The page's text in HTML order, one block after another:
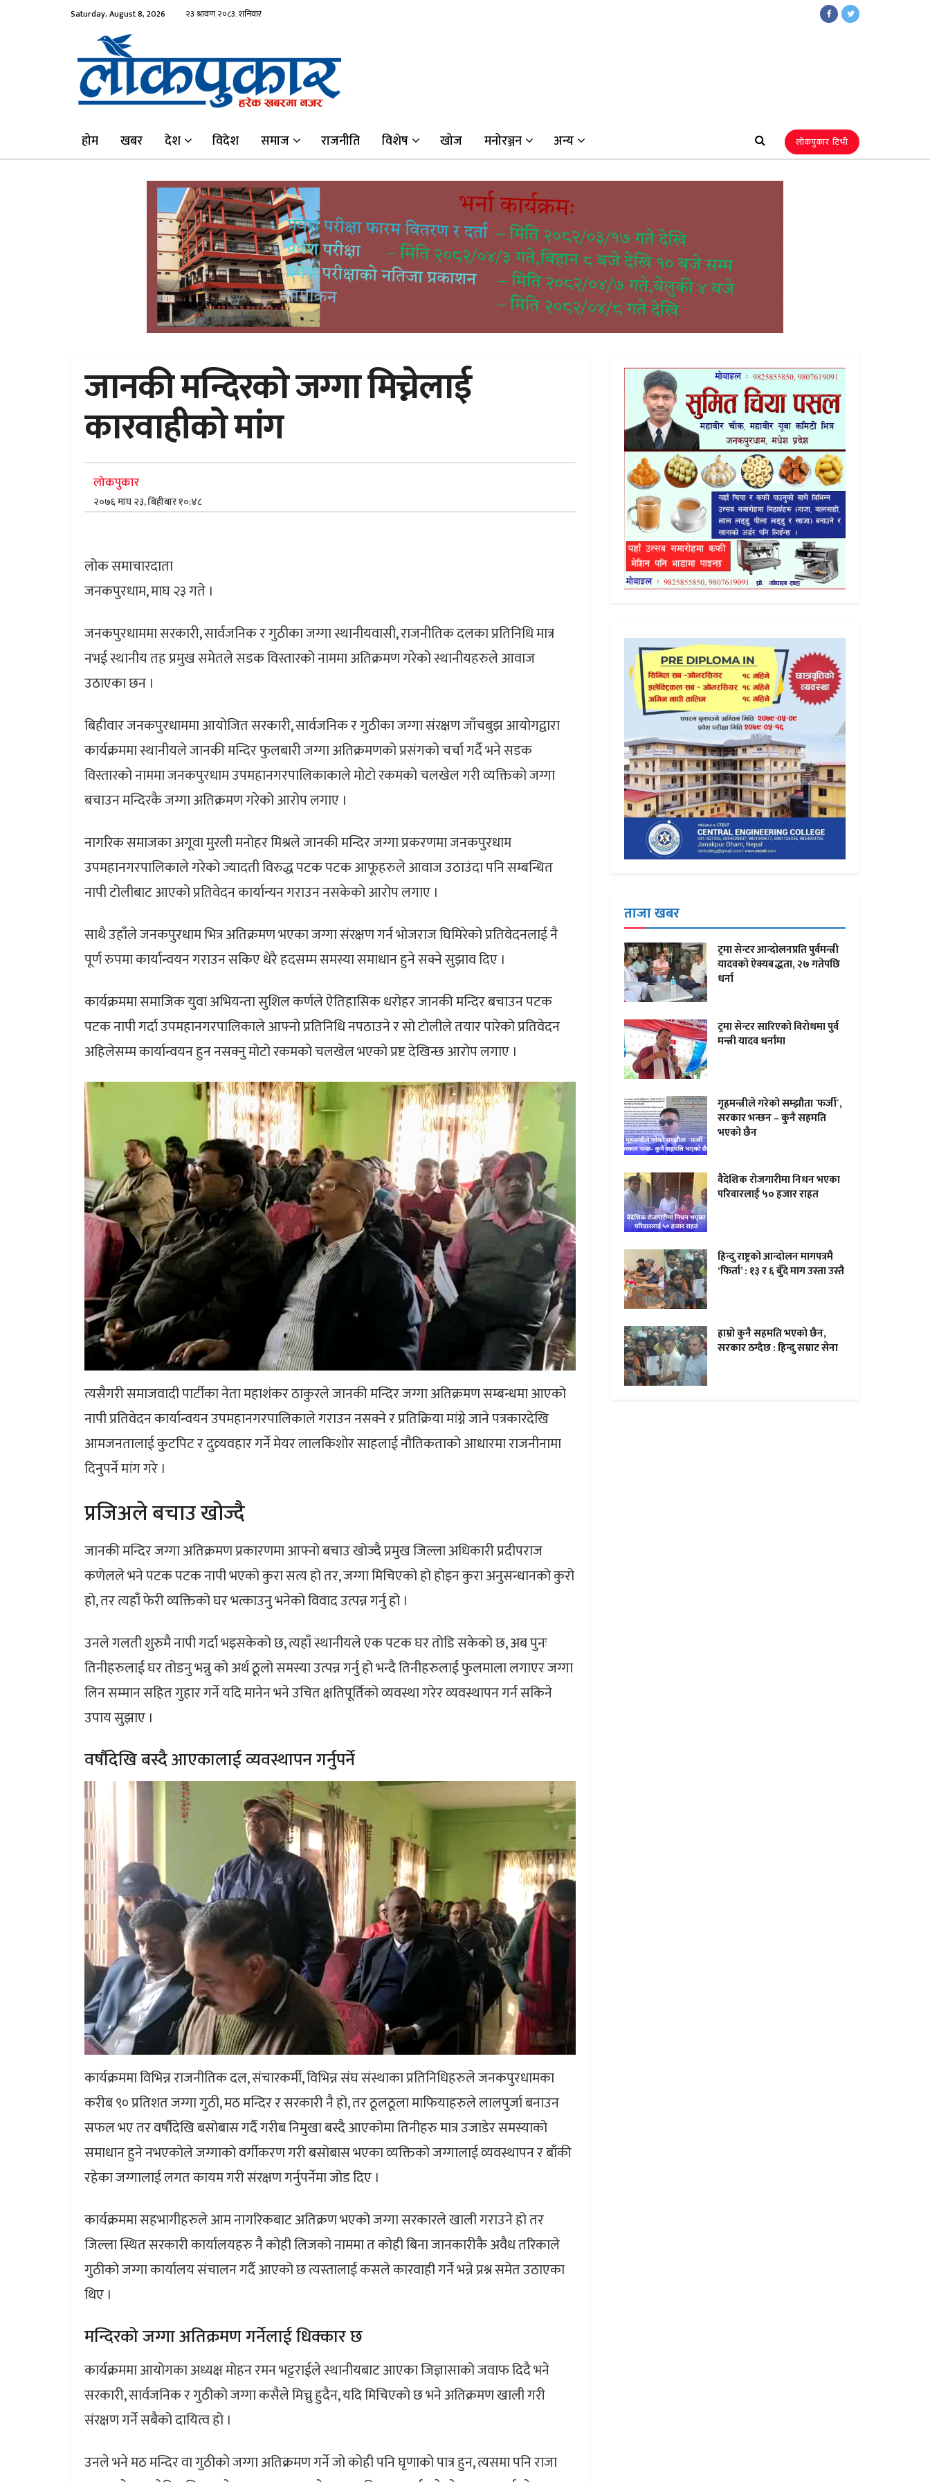
Saturday, August 8, 2026
होम खबर देश विदेश समाज राजनीति विशेष खोज मनोरञ्जन अन्य लोकपुकार टिभी
जानकी मन्दिरको जग्गा मिच्नेलाई
कारवाहीको मांग
लोकपुकार
२०७६ माघ २३, बिहीबार १०:४८
लोक समाचारदाता
जनकपुरधाम, माघ २३ गते ।
जनकपुरधाममा सरकारी, सार्वजनिक र गुठीका जग्गा स्थानीयवासी, राजनीतिक दलका प्रतिनिधि मात्र
नभई स्थानीय तह प्रमुख समेतले सडक विस्तारको नाममा अतिक्रमण गरेको स्थानीयहरुले आवाज
उठाएका छन ।
बिहीवार जनकपुरधाममा आयोजित सरकारी, सार्वजनिक र गुठीका जग्गा संरक्षण जाँचबुझ आयोगद्वारा
कार्यक्रममा स्थानीयले जानकी मन्दिर फुलबारी जग्गा अतिक्रमणको प्रसंगको चर्चा गर्दै भने सडक
विस्तारको नाममा जनकपुरधाम उपमहानगरपालिकाकाले मोटो रकमको चलखेल गरी व्यक्तिको जग्गा
बचाउन मन्दिरकै जग्गा अतिक्रमण गरेको आरोप लगाए ।
नागरिक समाजका अगूवा मुरली मनोहर मिश्रले जानकी मन्दिर जग्गा प्रकरणमा जनकपुरधाम
उपमहानगरपालिकाले गरेको ज्यादती विरुद्ध पटक पटक आफूहरुले आवाज उठाउंदा पनि सम्बन्धित
नापी टोलीबाट आएको प्रतिवेदन कार्यान्यन गराउन नसकेको आरोप लगाए ।
साथै उहाँले जनकपुरधाम भित्र अतिक्रमण भएका जग्गा संरक्षण गर्न भोजराज घिमिरेको प्रतिवेदनलाई नै
पूर्ण रुपमा कार्यान्वयन गराउन सकिए धेरै हदसम्म समस्या समाधान हुने सक्ने सुझाव दिए ।
कार्यक्रममा समाजिक युवा अभियन्ता सुशिल कर्णले ऐतिहासिक धरोहर जानकी मन्दिर बचाउन पटक
पटक नापी गर्दा उपमहानगरपालिकाले आफ्नो प्रतिनिधि नपठाउने र सो टोलीले तयार पारेको प्रतिवेदन
अहिलेसम्म कार्यान्वयन हुन नसक्नु मोटो रकमको चलखेल भएको प्रष्ट देखिन्छ आरोप लगाए ।
त्यसैगरी समाजवादी पार्टीका नेता महाशंकर ठाकुरले जानकी मन्दिर जग्गा अतिक्रमण सम्बन्धमा आएको
नापी प्रतिवेदन कार्यान्वयन उपमहानगरपालिकाले गराउन नसक्ने र प्रतिक्रिया मांग्ने जाने पत्रकारदेखि
आमजनतालाई कुटपिट र दुव्र्यवहार गर्ने मेयर लालकिशोर साहलाई नौतिकताको आधारमा राजनीनामा
दिनुपर्ने मांग गरे ।
प्रजिअले बचाउ खोज्दै
जानकी मन्दिर जग्गा अतिक्रमण प्रकारणमा आफ्नो बचाउ खोज्दै प्रमुख जिल्ला अधिकारी प्रदीपराज
कणेलले भने पटक पटक नापी भएको कुरा सत्य हो तर, जग्गा मिचिएको हो होइन कुरा अनुसन्धानको कुरो
हो, तर त्यहाँ फेरी व्यक्तिको घर भत्काउनु भनेको विवाद उत्पन्न गर्नु हो ।
उनले गलती शुरुमै नापी गर्दा भइसकेको छ, त्यहाँ स्थानीयले एक पटक घर तोडि सकेको छ, अब पुनः
तिनीहरुलाई घर तोडनु भन्नु को अर्थ ठूलो समस्या उत्पन्न गर्नु हो भन्दै तिनीहरुलाई फुलमाला लगाएर जग्गा
लिन सम्मान सहित गुहार गर्ने यदि मानेन भने उचित क्षतिपूर्तिको व्यवस्था गरेर व्यवस्थापन गर्न सकिने
उपाय सुझाए ।
वर्षौदेखि बस्दै आएकालाई व्यवस्थापन गर्नुपर्ने
कार्यक्रममा विभिन्न राजनीतिक दल, संचारकर्मी, विभिन्न संघ संस्थाका प्रतिनिधिहरुले जनकपुरधामका
करीब ९० प्रतिशत जग्गा गुठी, मठ मन्दिर र सरकारी नै हो, तर ठूलठूला माफियाहरुले लालपुर्जा बनाउन
सफल भए तर वर्षौदेखि बसोबास गर्दै गरीब निमुखा बस्दै आएकोमा तिनीहरु मात्र उजाडेर समस्याको
समाधान हुने नभएकोले जग्गाको वर्गीकरण गरी बसोबास भएका व्यक्तिको जग्गालाई व्यवस्थापन र बाँकी
रहेका जग्गालाई लगत कायम गरी संरक्षण गर्नुपर्नेमा जोड दिए ।
कार्यक्रममा सहभागीहरुले आम नागरिकबाट अतिक्रण भएको जग्गा सरकारले खाली गराउने हो तर
जिल्ला स्थित सरकारी कार्यालयहरु नै कोही लिजको नाममा त कोही बिना जानकारीकै अवैध तरिकाले
गुठीको जग्गा कार्यालय संचालन गर्दै आएको छ त्यस्तालाई कसले कारवाही गर्ने भन्ने प्रश्न समेत उठाएका
थिए ।
मन्दिरको जग्गा अतिक्रमण गर्नेलाई धिक्कार छ
कार्यक्रममा आयोगका अध्यक्ष मोहन रमन भट्टराईले स्थानीयबाट आएका जिज्ञासाको जवाफ दिदै भने
सरकारी, सार्वजनिक र गुठीको जग्गा कसैले मिच्नु हुदैन, यदि मिचिएको छ भने अतिक्रमण खाली गरी
संरक्षण गर्ने सबैको दायित्व हो ।
उनले भने मठ मन्दिर वा गुठीको जग्गा अतिक्रमण गर्ने जो कोही पनि घृणाको पात्र हुन, त्यसमा पनि राजा
ताजा खबर
ट्रमा सेन्टर आन्दाेलनप्रति पुर्वमन्त्री
यादवकाे ऐक्यबद्धता, २७ गतेपछि
धर्ना
ट्रमा सेन्टर सारिएकाे विराेधमा पुर्व
मन्त्री यादव धर्नामा
गृहमन्त्रीले गरेको सम्झौता `फर्जी´,
सरकार भन्छन – कुनै सहमति
भएको छैन
वैदेशिक रोजगारीमा निधन भएका
परिवारलाई ५० हजार राहत
हिन्दु राष्ट्रको आन्दोलन मागपत्रमै
‘फिर्ता’ : १३ र ६ बुँदे माग उस्ता उस्तै
हाम्राे कुनै सहमति भएकाे छैन,
सरकार ठग्दैछ : हिन्दु सम्राट सेना